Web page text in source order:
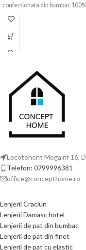
confectionata din bumbac
Locotenent Moga nr 16,
Telefon: 0799996381
office@concepthome.ro
Lenjerii Craciun
Lenjerii Damasc hotel
Lenjerii de pat din bumbac
Lenjerii de pat din finet
Lenjerii de pat cu elastic